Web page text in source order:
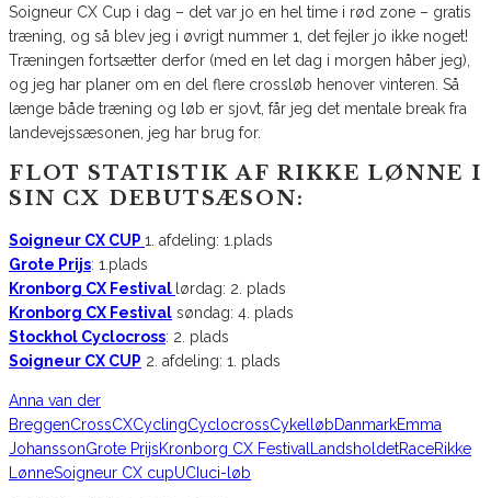
Soigneur CX Cup i dag – det var jo en hel time i rød zone – gratis
træning, og så blev jeg i øvrigt nummer 1, det fejler jo ikke noget!
Træningen fortsætter derfor (med en let dag i morgen håber jeg),
og jeg har planer om en del flere crossløb henover vinteren. Så
længe både træning og løb er sjovt, får jeg det mentale break fra
landevejssæsonen, jeg har brug for.
FLOT STATISTIK AF RIKKE LØNNE I
SIN CX DEBUTSÆSON:
Soigneur CX CUP 1. afdeling: 1.plads
Grote Prijs: 1.plads
Kronborg CX Festival lørdag: 2. plads
Kronborg CX Festival søndag: 4. plads
Stockhol Cyclocross: 2. plads
Soigneur CX CUP 2. afdeling: 1. plads
Anna van der
BreggenCrossCXCyclingCyclocrossCykelløbDanmarkEmma
JohanssonGrote PrijsKronborg CX Festival LandsholdetRaceRikke
LønneSoigneur CX cupUCI uci-løb